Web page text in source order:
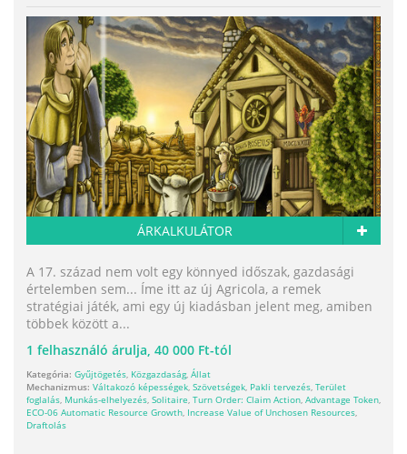
ÁRKALKULÁTOR
A 17. század nem volt egy könnyed időszak, gazdasági
értelemben sem... Íme itt az új Agricola, a remek
stratégiai játék, ami egy új kiadásban jelent meg, amiben
többek között a...
1 felhasználó árulja, 40 000 Ft-tól
Kategória: Gyűjtögetés Közgazdaság, Állat
Mechanizmus: Váltakozó képességek Szövetségek Pakli tervezés Terület
foglalás Munkás-elhelyezés Solitaire Turn Order: Claim Action Advantage Token
ECO-06 Automatic Resource Growth Increase Value of Unchosen Resources
Draftolás